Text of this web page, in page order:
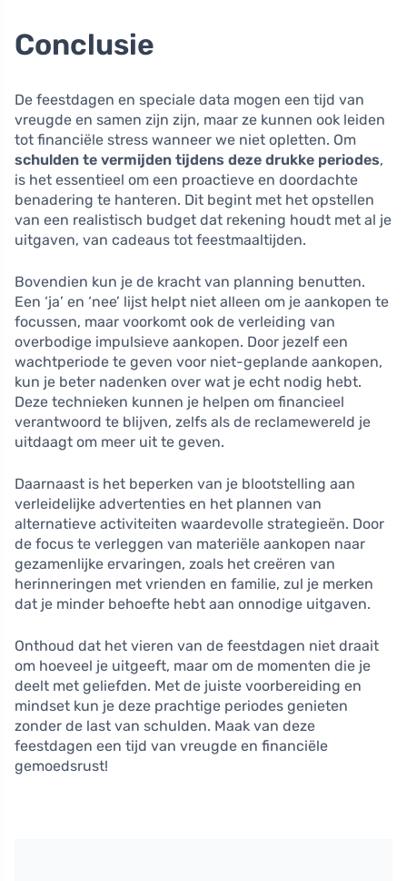
Conclusie
De feestdagen en speciale data mogen een tijd van
vreugde en samen zijn zijn, maar ze kunnen ook leiden
tot financiële stress wanneer we niet opletten. Om
schulden te vermijden tijdens deze drukke periodes,
is het essentieel om een proactieve en doordachte
benadering te hanteren. Dit begint met het opstellen
van een realistisch budget dat rekening houdt met al je
uitgaven, van cadeaus tot feestmaaltijden.
Bovendien kun je de kracht van planning benutten.
Een ‘ja’ en ‘nee’ lijst helpt niet alleen om je aankopen te
focussen, maar voorkomt ook de verleiding van
overbodige impulsieve aankopen. Door jezelf een
wachtperiode te geven voor niet-geplande aankopen,
kun je beter nadenken over wat je echt nodig hebt.
Deze technieken kunnen je helpen om financieel
verantwoord te blijven, zelfs als de reclamewereld je
uitdaagt om meer uit te geven.
Daarnaast is het beperken van je blootstelling aan
verleidelijke advertenties en het plannen van
alternatieve activiteiten waardevolle strategieën. Door
de focus te verleggen van materiële aankopen naar
gezamenlijke ervaringen, zoals het creëren van
herinneringen met vrienden en familie, zul je merken
dat je minder behoefte hebt aan onnodige uitgaven.
Onthoud dat het vieren van de feestdagen niet draait
om hoeveel je uitgeeft, maar om de momenten die je
deelt met geliefden. Met de juiste voorbereiding en
mindset kun je deze prachtige periodes genieten
zonder de last van schulden. Maak van deze
feestdagen een tijd van vreugde en financiële
gemoedsrust!